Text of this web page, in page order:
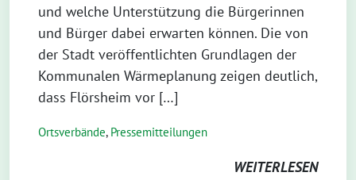
und welche Unterstützung die Bürgerinnen
und Bürger dabei erwarten können. Die von
der Stadt veröffentlichten Grundlagen der
Kommunalen Wärmeplanung zeigen deutlich,
dass Flörsheim vor […]
Ortsverbände, Pressemitteilungen
WEITERLESEN